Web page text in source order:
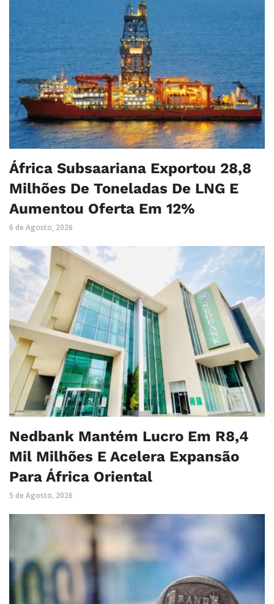
África Subsaariana Exportou 28,8
Milhões De Toneladas De LNG E
Aumentou Oferta Em 12%
6 de Agosto, 2026
Nedbank Mantém Lucro Em R8,4
Mil Milhões E Acelera Expansão
Para África Oriental
5 de Agosto, 2026